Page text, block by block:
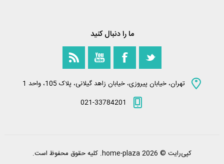
ما را دنبال کنید
تهران، خیابان پیروزی، خیابان زاهد گیلانی، پلاک 105، واحد 1
021-33784201
کپی‌رایت © 2026 home-plaza. کلیه حقوق محفوظ است.